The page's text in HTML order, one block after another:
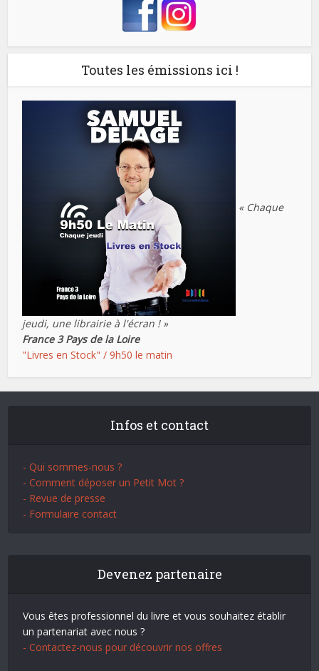
Toutes les émissions ici !
« Chaque
jeudi, une librairie à l'écran ! »
France 3 Pays de la Loire
"Livres en Stock" / 9h50 le matin
Infos et contact
- Qui sommes-nous ?
- Comment déposer un Petit Mot ?
- Revue de presse
- Formulaire contact
Devenez partenaire
Vous êtes professionnel du livre et vous souhaitez établir
un partenariat avec nous ?
- Contactez-nous pour découvrir nos offres